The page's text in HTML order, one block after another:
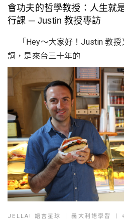
會功夫的哲學教授：人生就
行課 ─ Justin 教授專訪
「Hey～大家好！Justin 教授
詞，是來台三十年的
JELLA! 語言星球 義大利語學習